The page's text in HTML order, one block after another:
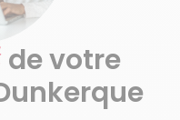
de votre